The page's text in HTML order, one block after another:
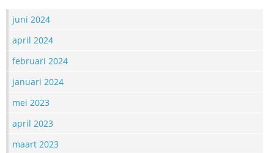
juni 2024
april 2024
februari 2024
januari 2024
mei 2023
april 2023
maart 2023